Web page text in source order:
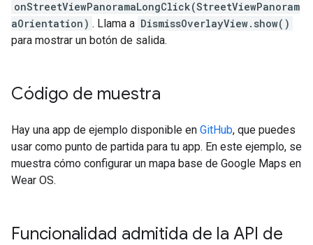
onStreetViewPanoramaLongClick(StreetViewPanoram
aOrientation) . Llama a DismissOverlayView.show()
para mostrar un botón de salida.
Código de muestra
Hay una app de ejemplo disponible en GitHub, que puedes
usar como punto de partida para tu app. En este ejemplo, se
muestra cómo configurar un mapa base de Google Maps en
Wear OS.
Funcionalidad admitida de la API de